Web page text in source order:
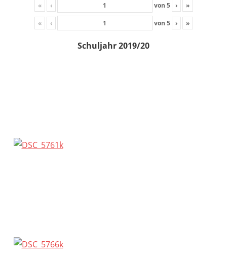
« ‹ von 5 › »
« ‹ von 5 › »
Schuljahr 2019/20